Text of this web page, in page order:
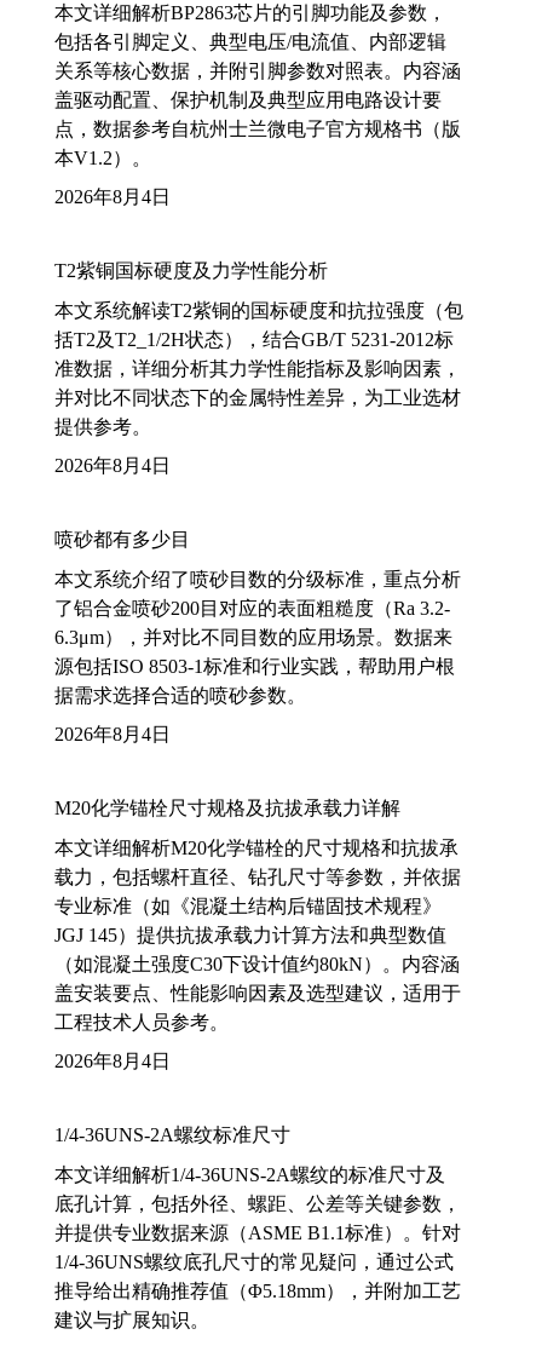
本文详细解析BP2863芯片的引脚功能及参数，
包括各引脚定义、典型电压/电流值、内部逻辑
关系等核心数据，并附引脚参数对照表。内容涵
盖驱动配置、保护机制及典型应用电路设计要
点，数据参考自杭州士兰微电子官方规格书（版
本V1.2）。
2026年8月4日
T2紫铜国标硬度及力学性能分析
本文系统解读T2紫铜的国标硬度和抗拉强度（包
括T2及T2_1/2H状态），结合GB/T 5231-2012标
准数据，详细分析其力学性能指标及影响因素，
并对比不同状态下的金属特性差异，为工业选材
提供参考。
2026年8月4日
喷砂都有多少目
本文系统介绍了喷砂目数的分级标准，重点分析
了铝合金喷砂200目对应的表面粗糙度（Ra 3.2-
6.3μm），并对比不同目数的应用场景。数据来
源包括ISO 8503-1标准和行业实践，帮助用户根
据需求选择合适的喷砂参数。
2026年8月4日
M20化学锚栓尺寸规格及抗拔承载力详解
本文详细解析M20化学锚栓的尺寸规格和抗拔承
载力，包括螺杆直径、钻孔尺寸等参数，并依据
专业标准（如《混凝土结构后锚固技术规程》
JGJ 145）提供抗拔承载力计算方法和典型数值
（如混凝土强度C30下设计值约80kN）。内容涵
盖安装要点、性能影响因素及选型建议，适用于
工程技术人员参考。
2026年8月4日
1/4-36UNS-2A螺纹标准尺寸
本文详细解析1/4-36UNS-2A螺纹的标准尺寸及
底孔计算，包括外径、螺距、公差等关键参数，
并提供专业数据来源（ASME B1.1标准）。针对
1/4-36UNS螺纹底孔尺寸的常见疑问，通过公式
推导给出精确推荐值（Φ5.18mm），并附加工艺
建议与扩展知识。